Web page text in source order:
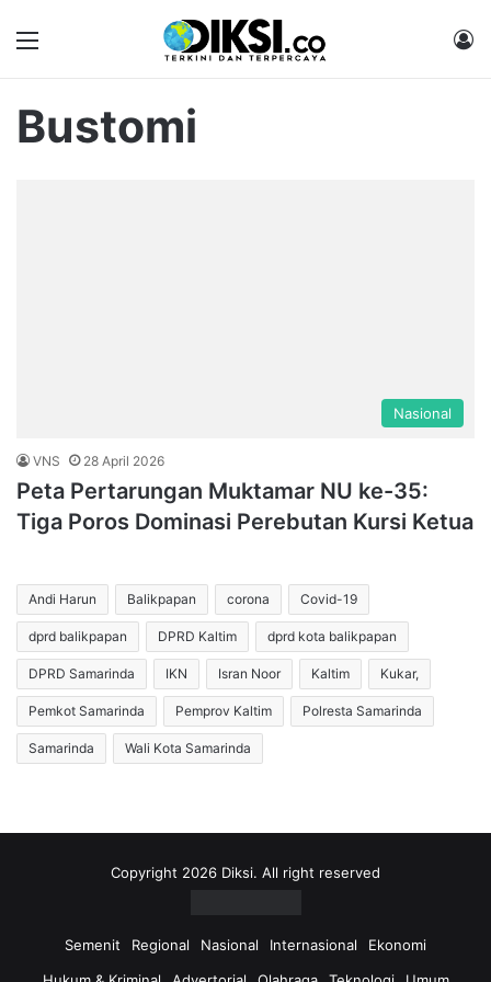
Bustomi
Nasional
VNS 28 April 2026
Peta Pertarungan Muktamar NU ke-35:
Tiga Poros Dominasi Perebutan Kursi Ketua
Andi Harun Balikpapan corona Covid-19
dprd balikpapan DPRD Kaltim dprd kota balikpapan
DPRD Samarinda IKN Isran Noor Kaltim Kukar,
Pemkot Samarinda Pemprov Kaltim Polresta Samarinda
Samarinda Wali Kota Samarinda
Copyright 2026 Diksi. All right reserved
Semenit Regional Nasional Internasional
Ekonomi